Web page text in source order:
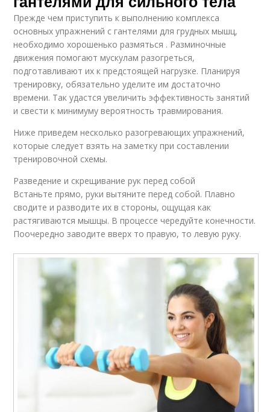
Прежде чем приступить к выполнению комплекса
основных упражнений с гантелями для грудных мышц,
необходимо хорошенько размяться . Разминочные
движения помогают мускулам разогреться,
подготавливают их к предстоящей нагрузке. Планируя
тренировку, обязательно уделите им достаточно
времени. Так удастся увеличить эффективность занятий
и свести к минимуму вероятность травмирования.
Ниже приведем несколько разогревающих упражнений,
которые следует взять на заметку при составлении
тренировочной схемы.
Разведение и скрещивание рук перед собой
Встаньте прямо, руки вытяните перед собой. Плавно
сводите и разводите их в стороны, ощущая как
растягиваются мышцы. В процессе чередуйте конечности.
Поочередно заводите вверх то правую, то левую руку.